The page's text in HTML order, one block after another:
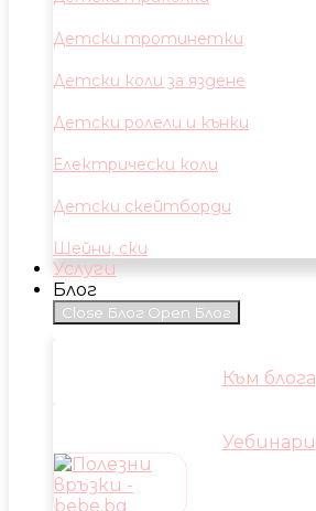
Детски тротинетки
Детски коли за яздене
Детски ролели и кънки
Електрически коли
Детски скейтборди
Шейни, ски
Услуги
Блог
Close Блог Open Блог
Към блога
Уебинари